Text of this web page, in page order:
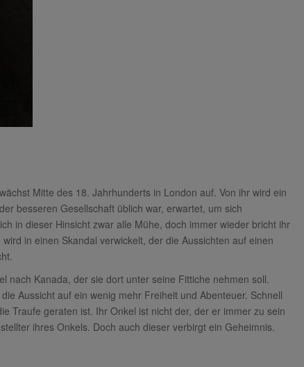
Mitte des 18. Jahrhunderts in London auf. Von ihr wird ein
besseren Gesellschaft üblich war, erwartet, um sich
in dieser Hinsicht zwar alle Mühe, doch immer wieder bricht ihr
in einen Skandal verwickelt, der die Aussichten auf einen
nach Kanada, der sie dort unter seine Fittiche nehmen soll.
Aussicht auf ein wenig mehr Freiheit und Abenteuer. Schnell
Traufe geraten ist. Ihr Onkel ist nicht der, der er immer zu sein
ihres Onkels. Doch auch dieser verbirgt ein Geheimnis.